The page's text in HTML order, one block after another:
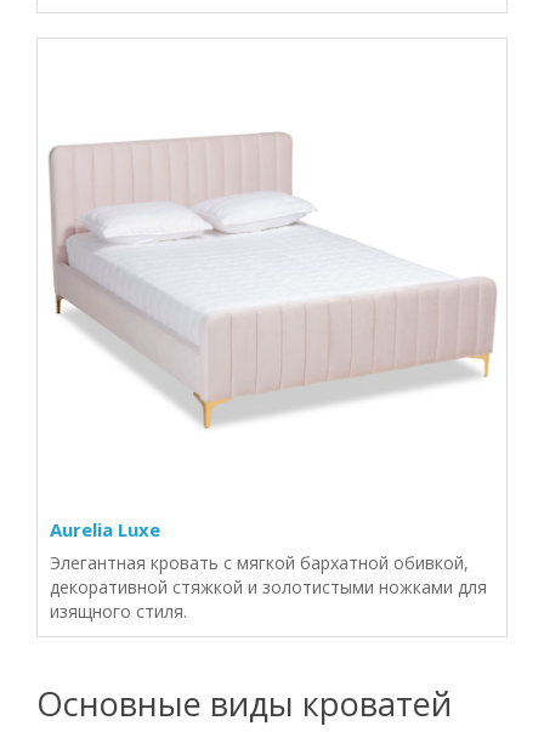
Aurelia Luxe
Элегантная кровать с мягкой бархатной обивкой,
декоративной стяжкой и золотистыми ножками для
изящного стиля.
Основные виды кроватей